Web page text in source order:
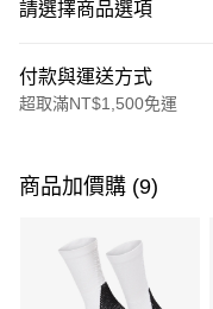
請選擇商品選項
付款與運送方式
超取滿NT$1,500免運
信用卡一次付款
3 期 0 利率 每期
合作金庫商業銀行
商品加價購 (9)